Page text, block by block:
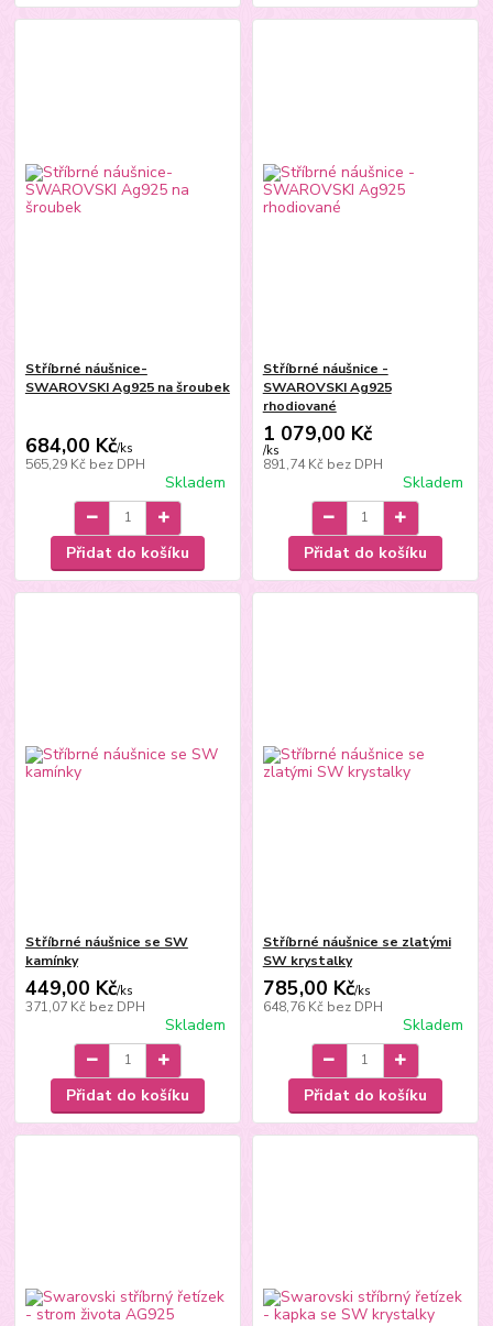
Stříbrné náušnice-
SWAROVSKI Ag925 na šroubek
684,00 Kč/ks
565,29 Kč bez DPH
Skladem
Přidat do košíku
Stříbrné náušnice -
SWAROVSKI Ag925
rhodiované
1 079,00 Kč
/ks
891,74 Kč bez DPH
Skladem
Přidat do košíku
Stříbrné náušnice se SW
kamínky
449,00 Kč/ks
371,07 Kč bez DPH
Skladem
Přidat do košíku
Stříbrné náušnice se zlatými
SW krystalky
785,00 Kč/ks
648,76 Kč bez DPH
Skladem
Přidat do košíku